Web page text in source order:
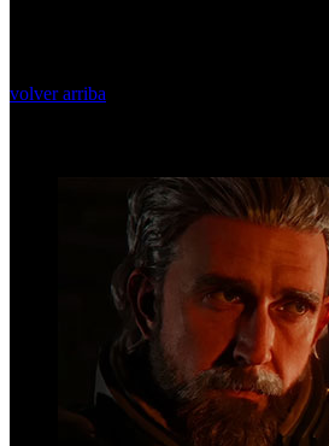
volver arriba